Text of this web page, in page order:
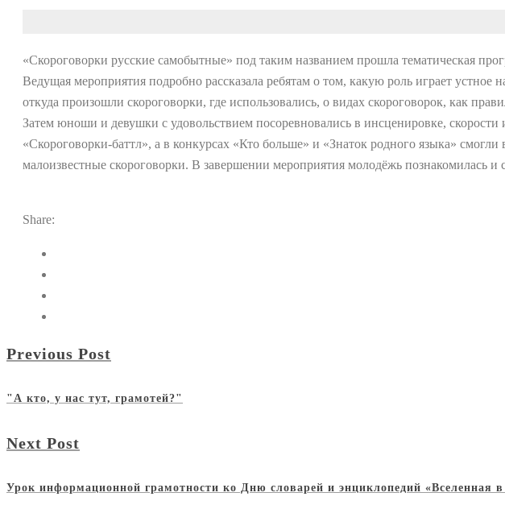
«Скороговорки русские самобытные» под таким названием прошла тематическая
Ведущая мероприятия подробно рассказала ребятам о том, какую роль играет устное
откуда произошли скороговорки, где использовались, о видах скороговорок, как
Затем юноши и девушки с удовольствием посоревновались в инсценировке,
«Скороговорки-баттл», а в конкурсах «Кто больше» и «Знаток родного языка»
малоизвестные скороговорки. В завершении мероприятия молодёжь познакомилась
Share:
Previous Post
"А кто, у нас тут, грамотей?"
Next Post
Урок информационной грамотности ко Дню словарей и энциклопедий «Вселенная